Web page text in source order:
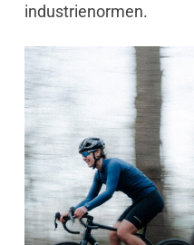
industrienormen.